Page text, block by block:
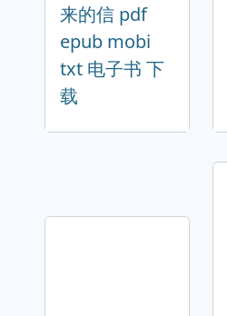
来的信 pdf
epub mobi
txt 电子书 下
载